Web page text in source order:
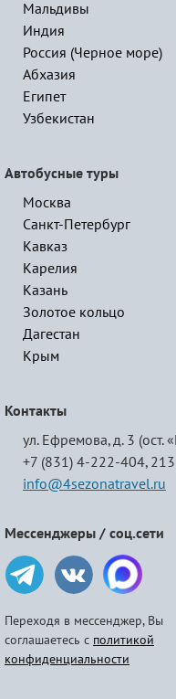
Мальдивы
Индия
Россия (Черное море)
Абхазия
Египет
Узбекистан
Автобусные туры
Москва
Санкт-Петербург
Кавказ
Карелия
Казань
Золотое кольцо
Дагестан
Крым
Контакты
ул. Ефремова, д. 3 (ост.
+7 (831) 4-222-404,
info@4sezonatravel.ru
Мессенджеры / соц.сети
Переходя в мессенджер, Вы
соглашаетесь с политикой
конфиденциальности